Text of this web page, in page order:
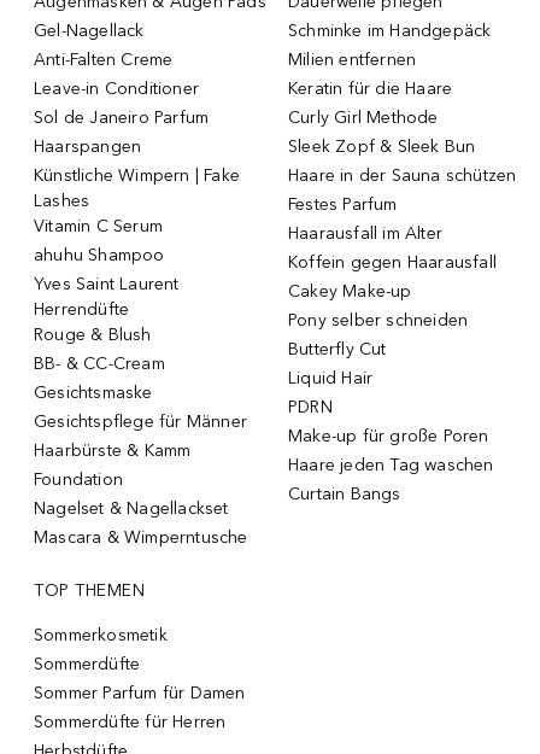
Gel-Nagellack
Anti-Falten Creme
Leave-in Conditioner
Sol de Janeiro Parfum
Haarspangen
Künstliche Wimpern | Fake
Lashes
Vitamin C Serum
ahuhu Shampoo
Yves Saint Laurent
Herrendüfte
Rouge & Blush
BB- & CC-Cream
Gesichtsmaske
Gesichtspflege für Männer
Haarbürste & Kamm
Foundation
Nagelset & Nagellackset
Mascara & Wimperntusche
Schminke im Handgepäck
Milien entfernen
Keratin für die Haare
Curly Girl Methode
Sleek Zopf & Sleek Bun
Haare in der Sauna schützen
Festes Parfum
Haarausfall im Alter
Koffein gegen Haarausfall
Cakey Make-up
Pony selber schneiden
Butterfly Cut
Liquid Hair
PDRN
Make-up für große Poren
Haare jeden Tag waschen
Curtain Bangs
TOP THEMEN
Sommerkosmetik
Sommerdüfte
Sommer Parfum für Damen
Sommerdüfte für Herren